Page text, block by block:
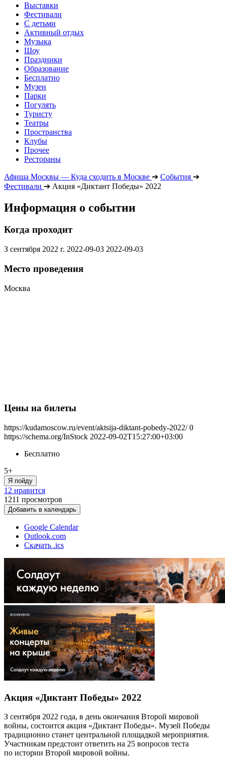
Выставки
Фестивали
С детьми
Активный отдых
Музыка
Шоу
Праздники
Образование
Бесплатно
Музеи
Парки
Погулять
Туристу
Театры
Пространства
Клубы
Прочее
Рестораны
Афиша Москвы — Куда сходить в Москве ➔ События ➔
Фестивали ➔ Акция «Диктант Победы» 2022
Информация о событии
Когда проходит
З сентября 2022 г. 2022-09-03 2022-09-03
Место проведения
Москва
Цены на билеты
https://kudamoscow.ru/event/aktsija-diktant-pobedy-2022/ 0
https://schema.org/InStock 2022-09-02T15:27:00+03:00
Бесплатно
5+
Я пойду
12 нравится
1211 просмотров
Добавить в календарь
Google Calendar
Outlook.com
Скачать .ics
Акция «Диктант Победы» 2022
З сентября 2022 года, в день окончания Второй мировой
войны, состоится акция «Диктант Победы». Музей Победы
традиционно станет центральной площадкой мероприятия.
Участникам предстоит ответить на 25 вопросов теста
по истории Второй мировой войны.